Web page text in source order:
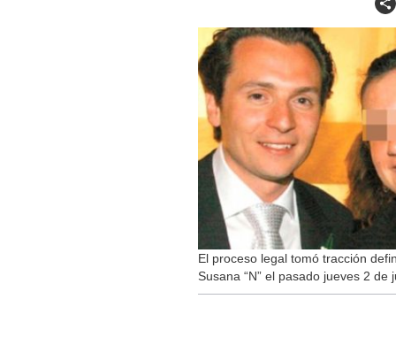
El proceso legal tomó tracción
Susana “N” el pasado jueves 2 de